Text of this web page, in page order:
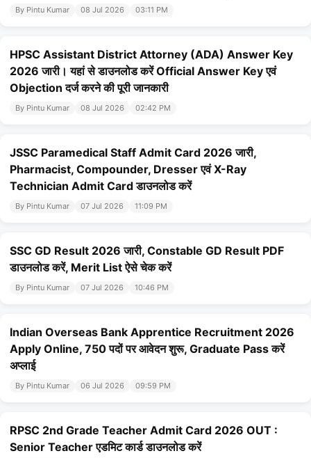
By Pintu Kumar 08 Jul 2026 03:11 PM
HPSC Assistant District Attorney (ADA) Answer Key
2026 जारी। यहां से डाउनलोड करें Official Answer Key एवं
Objection दर्ज करने की पूरी जानकारी
By Pintu Kumar 08 Jul 2026 02:42 PM
JSSC Paramedical Staff Admit Card 2026 जारी,
Pharmacist, Compounder, Dresser एवं X-Ray
Technician Admit Card डाउनलोड करें
By Pintu Kumar 07 Jul 2026 11:09 PM
SSC GD Result 2026 जारी, Constable GD Result PDF
डाउनलोड करें, Merit List ऐसे चेक करें
By Pintu Kumar 07 Jul 2026 10:46 PM
Indian Overseas Bank Apprentice Recruitment 2026
Apply Online, 750 पदों पर आवेदन शुरू, Graduate Pass करें
अप्लाई
By Pintu Kumar 06 Jul 2026 09:59 PM
RPSC 2nd Grade Teacher Admit Card 2026 OUT :
Senior Teacher एडमिट कार्ड डाउनलोड करें